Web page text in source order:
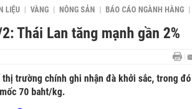
LIỆU VÀNG NÔNG SẢN BÁO CÁO NGÀNH HÀNG
Thái Lan tăng mạnh gần 2%
thị trường chính ghi nhận đà khởi sắc, trong đó
70 baht/kg.